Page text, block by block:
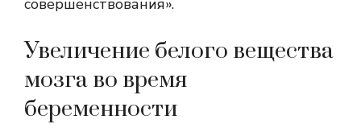
Увеличение белого вещества
мозга во время
беременности